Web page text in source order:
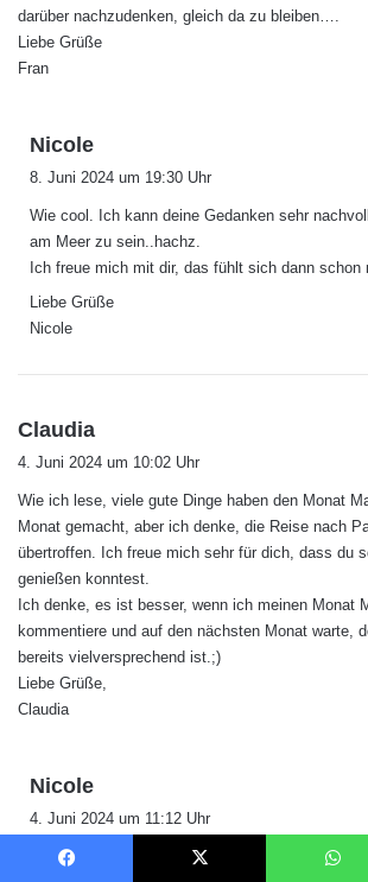
darüber nachzudenken, gleich da zu bleiben….
Liebe Grüße
Fran
Nicole
:
8. Juni 2024 um 19:30 Uhr
Wie cool. Ich kann deine Gedanken sehr
am Meer zu sein..hachz.
Ich freue mich mit dir, das fühlt sich dann schon
Liebe Grüße
Nicole
Claudia
t
:
4. Juni 2024 um 10:02 Uhr
Wie ich lese, viele gute Dinge haben den Monat
Monat gemacht, aber ich denke, die Reise nach
übertroffen. Ich freue mich sehr für dich, dass du
genießen konntest.
Ich denke, es ist besser, wenn ich meinen Monat
kommentiere und auf den nächsten Monat warte,
bereits vielversprechend ist.;)
Liebe Grüße,
Claudia
Nicole
g
4. Juni 2024 um 11:12 Uhr
Ja, mir tut das sehr leid, dass es dir nicht so gut